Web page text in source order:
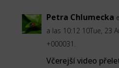
Petra Chlumecka
a las 10:12 10Tue, 23
+000031.
Včerejší video